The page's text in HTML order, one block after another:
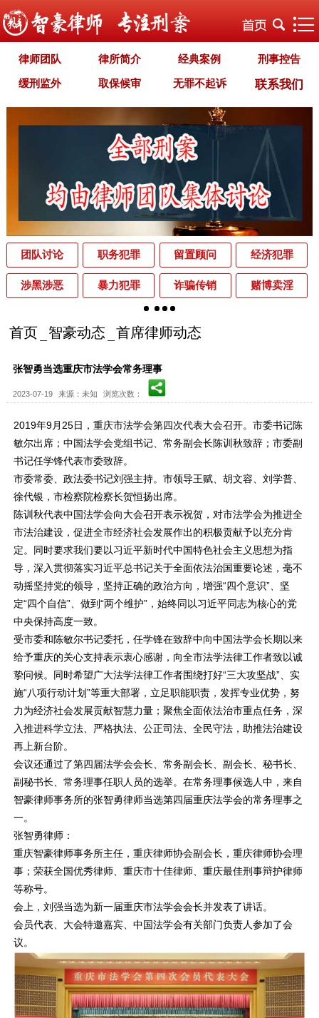
律师团队 律所简介 经典案例 刑事控告
缓刑监外 取保候审 无罪不起诉 联系我们
职务犯罪 经济犯罪 毒品犯罪 罪名专题
自首立功 首席律师致辞 智豪视野
刑事法规 犯罪释义 刑事知识
法律援助 刑事资讯 刑事文书 案件动态
辩护词集 常见问题 办理中的案件 业务范围
为什么选择智豪 中国法律讲堂 辨别伪专业
罪名解析库 网站地图
团队讨论 职务犯罪 留置顾问 经济犯罪
涉黑涉恶 暴力犯罪 诈骗传销 赌博卖淫
首页 智豪动态 首席律师动态
张智勇当选重庆市法学会常务理事
2023-07-19 来源：未知 浏览次数：
2019年9月25日，重庆市法学会第四次代表大会召开。市委书记陈
敏尔出席；中国法学会党组书记、常务副会长陈训秋致辞；市委副
书记任学锋代表市委致辞。
市委常委、政法委书记刘强主持。市领导王赋、胡文容、刘学普、
徐代银，市检察院检察长贺恒扬出席。
陈训秋代表中国法学会向大会召开表示祝贺，对市法学会为推进全
市法治建设，促进全市经济社会发展作出的积极贡献予以充分肯
定。同时要求我们要以习近平新时代中国特色社会主义思想为指
导，深入贯彻落实习近平总书记关于全面依法治国重要论述，毫不
动摇坚持党的领导，坚持正确的政治方向，增强“四个意识”、坚
定“四个自信”、做到“两个维护”，始终同以习近平同志为核心的党
中央保持高度一致。
受市委和陈敏尔书记委托，任学锋在致辞中向中国法学会长期以来
给予重庆的关心支持表示衷心感谢，向全市法学法律工作者致以诚
挚问候。同时希望广大法学法律工作者围绕打好“三大攻坚战”、实
施“八项行动计划”等重大部署，立足职能职责，发挥专业优势，努
力为经济社会发展贡献智慧力量；聚焦全面依法治市重点任务，深
入推进科学立法、严格执法、公正司法、全民守法，助推法治建设
再上新台阶。
会议还通过了第四届法学会会长、常务副会长、副会长、秘书长、
副秘书长、常务理事任职人员的选举。在常务理事候选人中，来自
智豪律师事务所的张智勇律师当选第四届重庆法学会的常务理事之
一。
张智勇律师：
重庆智豪律师事务所主任，重庆律师协会副会长，重庆律师协会理
事；荣获全国优秀律师、重庆市十佳律师、重庆最佳刑事辩护律师
等称号。
会上，刘强当选为新一届重庆市法学会会长并发表了讲话。
会员代表、大会特邀嘉宾、中国法学会有关部门负责人参加了会
议。